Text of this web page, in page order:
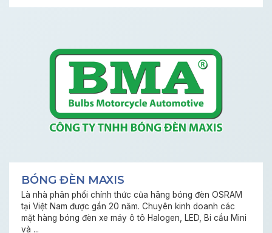
BÓNG ĐÈN MAXIS
Là nhà phân phối chính thức của hãng bóng đèn OSRAM
tại Việt Nam được gần 20 năm. Chuyên kinh doanh các
mặt hàng bóng đèn xe máy ô tô Halogen, LED, Bi cầu Mini
và ...